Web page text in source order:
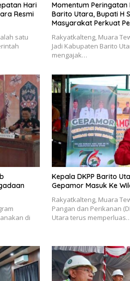
Hari
Resmi
satu
Momentum
Barito Utara, Bupati H
Masyarakat Perkuat
Rakyatkalteng, Muara
Jadi Kabupaten Barito
mengajak…
di
Kepala DKPP Barito
Gepamor Masuk Ke
Rakyatkalteng, Muara
Pangan dan Perikanan
Utara terus